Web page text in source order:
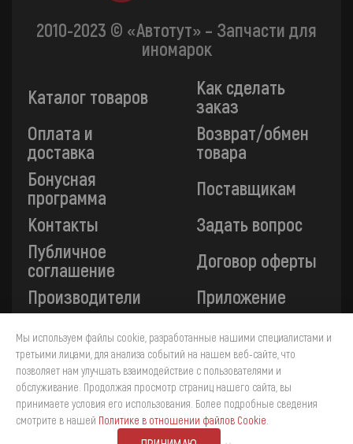
2010-2023 © «Автотут» – Запчасти для
иномарок
Каталог товаров
Как сделать
заказ
Оплата и
доставка
Возврат/обмен
товара
Бонусная
программа
Поставщикам
Контакты
Задать вопрос
Публичное
соглашение
Договор оферты
Производители
Приложение
Все платежи на сайте защищены технологией 3-D
Secure. Прием платежей осуществляется через ПАО
«Сбербанк».
Мы используем файлы cookie, разработанные нашими специалистами и
третьими лицами, для анализа событий на нашем веб-сайте, что
позволяет нам улучшать взаимодействие с пользователями и
обслуживание. Продолжая просмотр страниц нашего сайта, вы
принимаете условия его использования. Более подробные сведения
смотрите в нашей Политике в отношении файлов Cookie